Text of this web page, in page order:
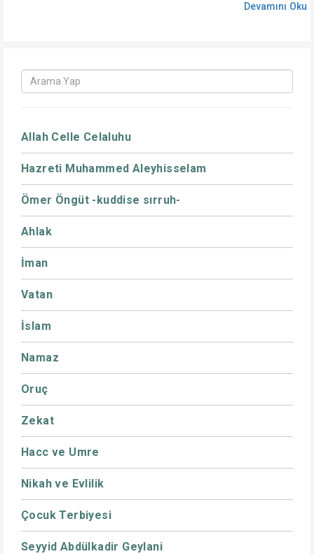
Devamını Oku
Allah Celle Celaluhu
Hazreti Muhammed Aleyhisselam
Ömer Öngüt -kuddise sırruh-
Ahlak
İman
Vatan
İslam
Namaz
Oruç
Zekat
Hacc ve Umre
Nikah ve Evlilik
Çocuk Terbiyesi
Seyyid Abdülkadir Geylani